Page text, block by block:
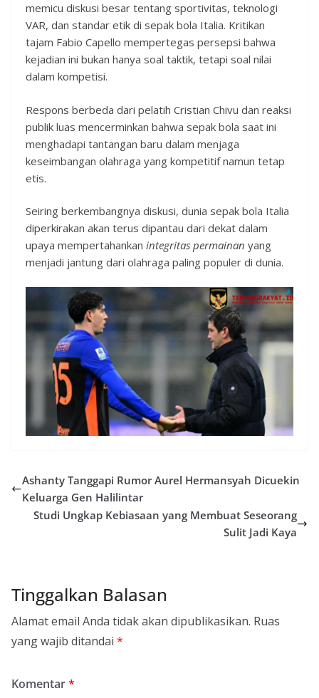
memicu diskusi besar tentang sportivitas, teknologi
VAR, dan standar etik di sepak bola Italia. Kritikan
tajam Fabio Capello mempertegas persepsi bahwa
kejadian ini bukan hanya soal taktik, tetapi soal nilai
dalam kompetisi.
Respons berbeda dari pelatih Cristian Chivu dan reaksi
publik luas mencerminkan bahwa sepak bola saat ini
menghadapi tantangan baru dalam menjaga
keseimbangan olahraga yang kompetitif namun tetap
etis.
Seiring berkembangnya diskusi, dunia sepak bola Italia
diperkirakan akan terus dipantau dari dekat dalam
upaya mempertahankan integritas permainan yang
menjadi jantung dari olahraga paling populer di dunia.
Ashanty Tanggapi Rumor Aurel Hermansyah Dicuekin
Keluarga Gen Halilintar
Studi Ungkap Kebiasaan yang Membuat Seseorang
Sulit Jadi Kaya
Tinggalkan Balasan
Alamat email Anda tidak akan dipublikasikan. Ruas
yang wajib ditandai *
Komentar*